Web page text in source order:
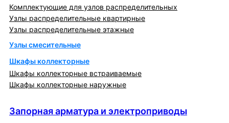
Комплектующие для узлов распределительных
Узлы распределительные квартирные
Узлы распределительные этажные
Узлы смесительные
Шкафы коллекторные
Шкафы коллекторные встраиваемые
Шкафы коллекторные наружные
Запорная арматура и электроприводы